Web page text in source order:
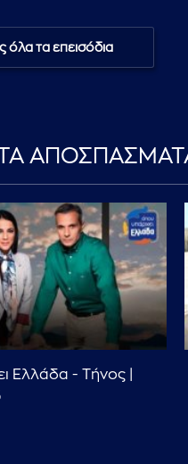
όλα τα επεισόδια
Ελλάδα - Τήνος |